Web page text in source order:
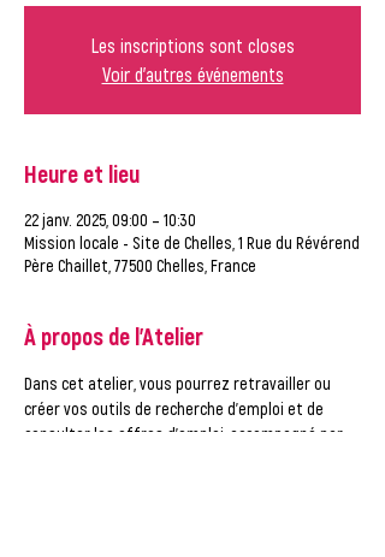
Les inscriptions sont closes
Voir d'autres événements
Heure et lieu
22 janv. 2025, 09:00 – 10:30
Mission locale - Site de Chelles, 1 Rue du Révérend
Père Chaillet, 77500 Chelles, France
À propos de l'Atelier
Dans cet atelier, vous pourrez retravailler ou
créer vos outils de recherche d'emploi et de
consulter les offres d'emploi, accompagné par